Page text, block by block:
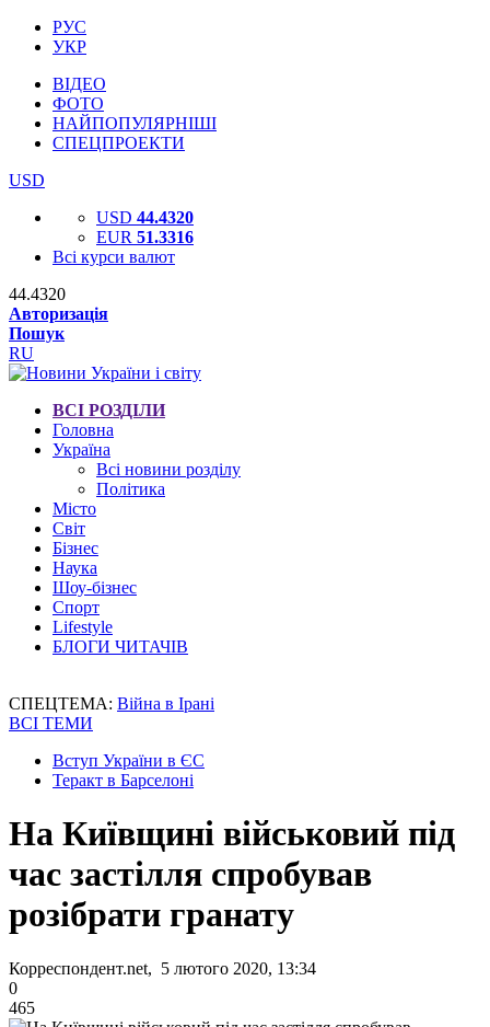
РУС
УКР
ВІДЕО
ФОТО
НАЙПОПУЛЯРНІШІ
СПЕЦПРОЕКТИ
USD
USD 44.4320
EUR 51.3316
Всі курси валют
44.4320
Авторизація
Пошук
RU
ВСІ РОЗДІЛИ
Головна
Україна
Всі новини розділу
Політика
Місто
Світ
Бізнес
Наука
Шоу-бізнес
Спорт
Lifestyle
БЛОГИ ЧИТАЧІВ
СПЕЦТЕМА: Війна в Ірані
ВСІ ТЕМИ
Вступ України в ЄС
Теракт в Барселоні
На Київщині військовий під
час застілля спробував
розібрати гранату
Корреспондент.net, 5 лютого 2020, 13:34
0
465